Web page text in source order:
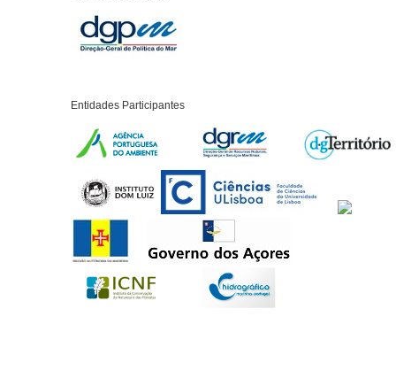
Entidades Participantes